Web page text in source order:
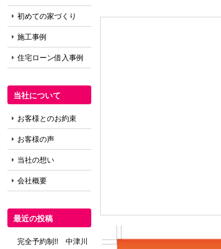
初めての家づくり
施工事例
住宅ローン借入事例
当社について
お客様とのお約束
お客様の声
当社の想い
会社概要
最近の投稿
完全予約制!! 中津川